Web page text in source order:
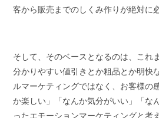
客から販売までのしくみ作りが絶対に
そして、そのベースとなるのは、これ
分かりやすい値引きとか粗品とか明快
ルマーケティングではなく、お客様の
か楽しい」「なんか気分がいい」「な
ったエモーションマーケティングと考